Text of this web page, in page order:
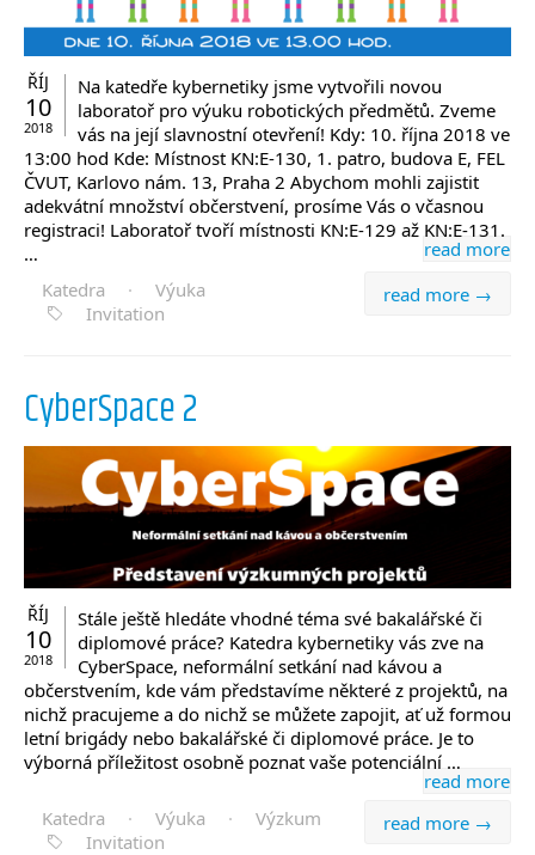
ŘÍJ
10
2018
Na katedře kybernetiky jsme vytvořili novou
laboratoř pro výuku robotických předmětů. Zveme
vás na její slavnostní otevření! Kdy: 10. října 2018 ve
13:00 hod Kde: Místnost KN:E-130, 1. patro, budova E, FEL
ČVUT, Karlovo nám. 13, Praha 2 Abychom mohli zajistit
adekvátní množství občerstvení, prosíme Vás o včasnou
registraci! Laboratoř tvoří místnosti KN:E-129 až KN:E-131.
…
read more
read more →
Katedra ·
Výuka
Invitation
CyberSpace 2
ŘÍJ
10
2018
Stále ještě hledáte vhodné téma své bakalářské či
diplomové práce? Katedra kybernetiky vás zve na
CyberSpace, neformální setkání nad kávou a
občerstvením, kde vám představíme některé z projektů, na
nichž pracujeme a do nichž se můžete zapojit, ať už formou
letní brigády nebo bakalářské či diplomové práce. Je to
výborná příležitost osobně poznat vaše potenciální …
read more
read more →
Katedra · Výuka ·
Výzkum
Invitation